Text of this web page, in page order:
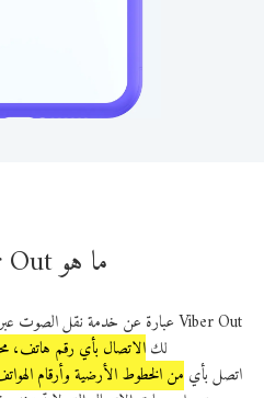
ما هو Viber Out؟
لكالاتصال بأي رقم هاتف،
اتصل بأي من الخطوط الأرضية وأرقام